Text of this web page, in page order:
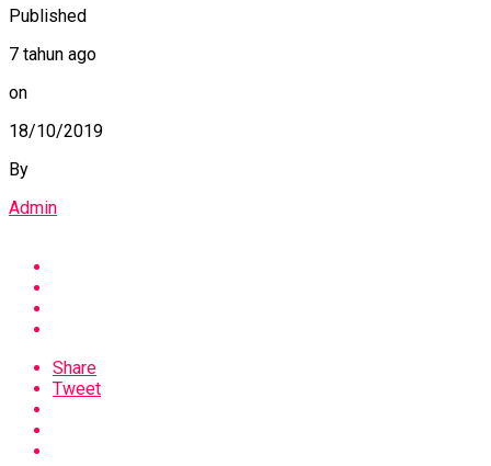
Published
7 tahun ago
on
18/10/2019
By
Admin
Share
Tweet